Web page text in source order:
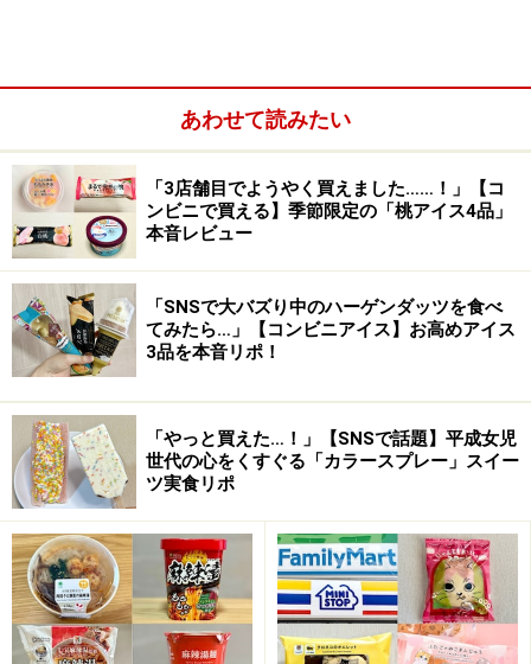
「ベイクドマロン生地」って？
栗は甘露煮とペーストの2種類が使われています
「ベイクドマロン生地」という呼び方はお菓子屋さんで
もあまり耳にしませんが、原材料から察するにマロンペ
ーストや栗の甘露煮に卵や粉、牛乳を加えて焼いた生地
のようです。スイートポテトのようですね。
あわせて読みたい
「3店舗目でようやく買えました……！」【コ
ンビニで買える】季節限定の「桃アイス4品」
本音レビュー
「SNSで大バズり中のハーゲンダッツを食べ
てみたら…」【コンビニアイス】お高めアイス
3品を本音リポ！
「やっと買えた…！」【SNSで話題】平成女児
世代の心をくすぐる「カラースプレー」スイー
ツ実食リポ